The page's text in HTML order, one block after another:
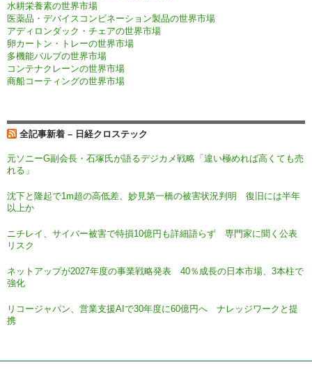
水耕栄養素の世界市場
医薬品・デバイスコンビネーション製品の世界市場
アディロンダック・チェアの世界市場
卵カートン・トレーの世界市場
多機能バルブの世界市場
コンテナクレーンの世界市場
商船コーティングの世界市場
全記事新着 – 日経クロステック
元ソニーG副会長・石塚氏が語るデジカメ戦略「違い極めれば高くても売
れる」
沈下と隆起で1m超の高低差、妙見第一橋の被害状況判明 復旧には半年
以上か
ニチレイ、サイバー被害で特損10億円も詳細語らず 専門家に聞く公表
リスク
ネットアップが2027年度の事業戦略発表 40％成長の日本市場、3本柱で
強化
リコージャパン、営業支援AIで30年度に60億円へ ナレッジワークと提
携